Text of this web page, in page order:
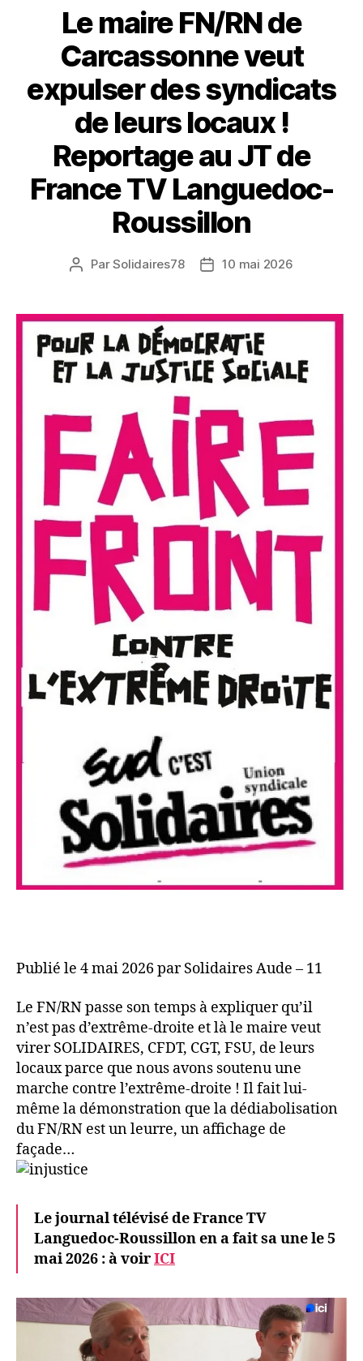
Le maire FN/RN de
Carcassonne veut
expulser des syndicats
de leurs locaux !
Reportage au JT de
France TV Languedoc-
Roussillon
Auteur
ParSolidaires78
Date10 mai 2026
Publié le 4 mai 2026 par Solidaires Aude – 11
Le FN/RN passe son temps à expliquer qu’il
n’est pas d’extrême-droite et là le maire veut
virer SOLIDAIRES, CFDT, CGT, FSU, de leurs
locaux parce que nous avons soutenu une
marche contre l’extrême-droite ! Il fait lui-
même la démonstration que la dédiabolisation
du FN/RN est un leurre, un affichage de
façade…
Le journal télévisé de France TV
Languedoc-Roussillon en a fait sa une le 5
mai 2026 : à voirICI